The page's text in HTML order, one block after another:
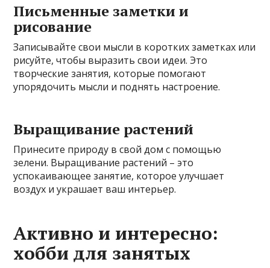
Письменные заметки и
рисование
Записывайте свои мысли в коротких заметках или
рисуйте, чтобы выразить свои идеи. Это
творческие занятия, которые помогают
упорядочить мысли и поднять настроение.
Выращивание растений
Принесите природу в свой дом с помощью
зелени. Выращивание растений – это
успокаивающее занятие, которое улучшает
воздух и украшает ваш интерьер.
Активно и интересно:
хобби для занятых